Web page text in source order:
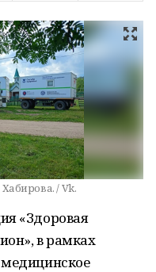
/ Vk.
«Здоровая
в рамках